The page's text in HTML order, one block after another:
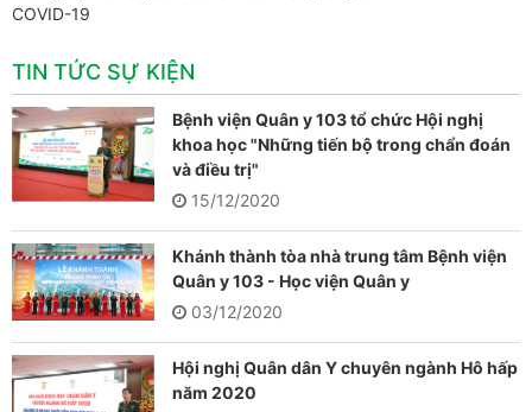
COVID-19
TIN TỨC SỰ KIỆN
Bệnh viện Quân y 103 tổ chức Hội nghị
khoa học "Những tiến bộ trong chẩn đoán
và điều trị"
15/12/2020
Khánh thành tòa nhà trung tâm Bệnh viện
Quân y 103 - Học viện Quân y
03/12/2020
Hội nghị Quân dân Y chuyên ngành Hô hấp
năm 2020